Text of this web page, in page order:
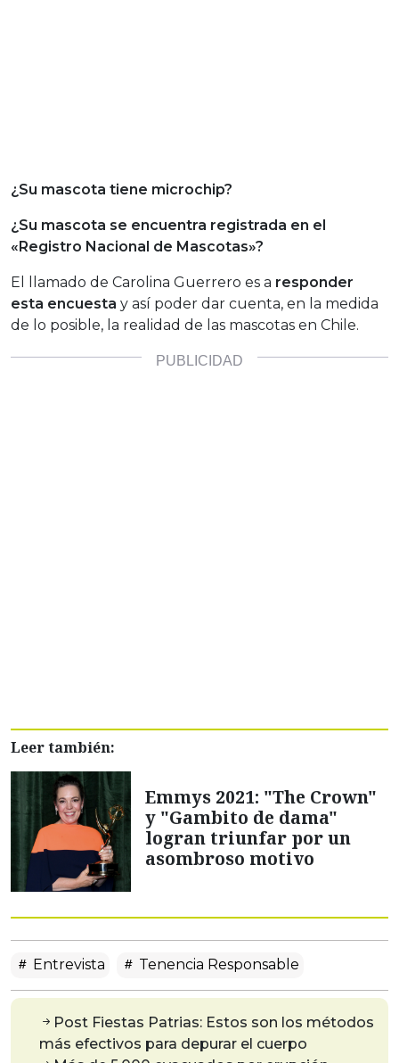
¿Su mascota tiene microchip?
¿Su mascota se encuentra registrada en el
«Registro Nacional de Mascotas»?
El llamado de Carolina Guerrero es a responder
esta encuesta y así poder dar cuenta, en la medida
de lo posible, la realidad de las mascotas en Chile.
Leer también:
Emmys 2021: "The Crown"
y "Gambito de dama"
logran triunfar por un
asombroso motivo
Entrevista Tenencia Responsable
Post Fiestas Patrias: Estos son los métodos
más efectivos para depurar el cuerpo